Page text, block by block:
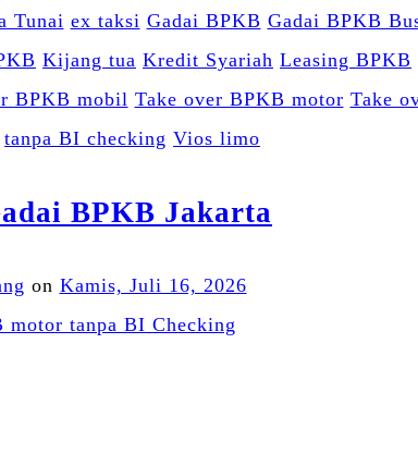
Tunai ex taksi Gadai BPKB Gadai BPKB
Kijang tua Kredit Syariah Leasing BPKB
BPKB mobil Take over BPKB motor Take
tanpa BI checking Vios limo
BPKB Jakarta
on Kamis, Juli 16, 2026